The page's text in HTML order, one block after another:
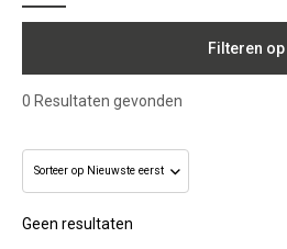
Filteren op
0 Resultaten gevonden
Geen resultaten